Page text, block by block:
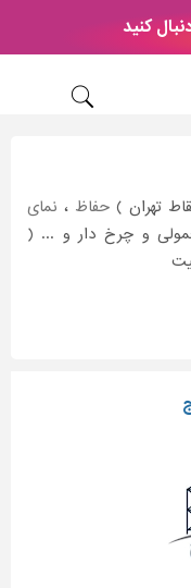
کنید
تهران )حفاظ ، نمای
و چرخ دار و ... (